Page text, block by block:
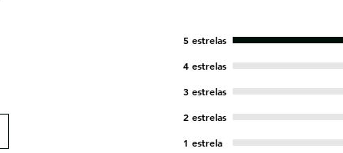
5 estrelas
4 estrelas
3 estrelas
2 estrelas
1 estrela